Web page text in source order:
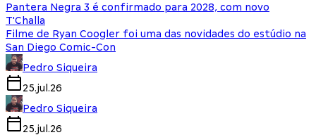
Pantera Negra 3 é confirmado para 2028, com novo
T'Challa
Filme de Ryan Coogler foi uma das novidades do estúdio na
San Diego Comic-Con
Pedro Siqueira
25.jul.26
Pedro Siqueira
25.jul.26